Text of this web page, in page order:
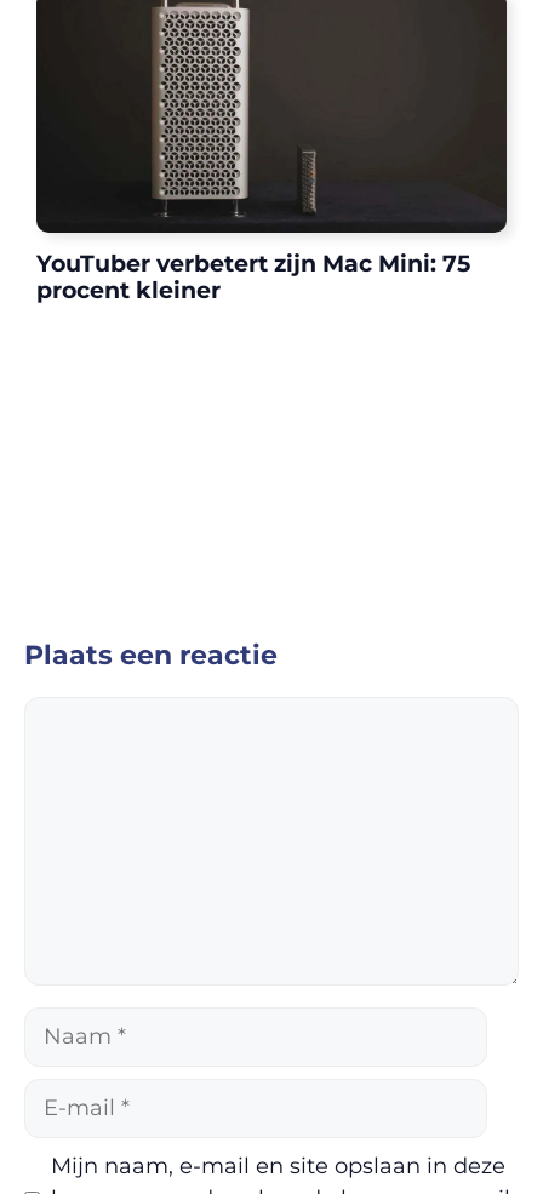
YouTuber verbetert zijn Mac Mini: 75
procent kleiner
Plaats een reactie
Naam
Mijn naam, e-mail en site opslaan in deze